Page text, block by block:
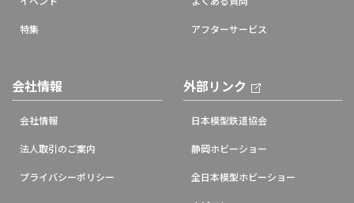
特集 アフターサービス
会社情報
会社情報
法人取引のご案内
プライバシーポリシー
外部リンク
日本模型鉄道協会
静岡ホビーショー
全日本模型ホビーショー